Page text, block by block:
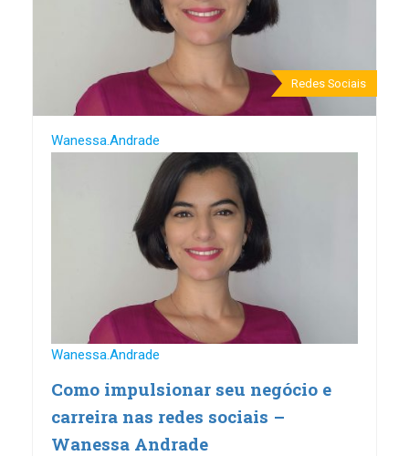
Redes Sociais
Wanessa.andrade
Wanessa.andrade
Como impulsionar seu negócio e
carreira nas redes sociais –
Wanessa Andrade